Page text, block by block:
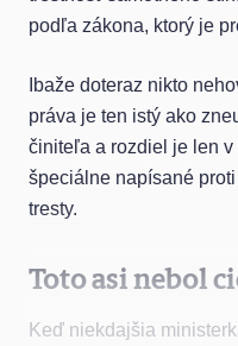
podľa zákona, ktorý je
Ibaže doteraz nikto
práva je ten istý ako
činiteľa a rozdiel je len
špeciálne napísané
tresty.
Toto asi nebol
Keď niekdajšia